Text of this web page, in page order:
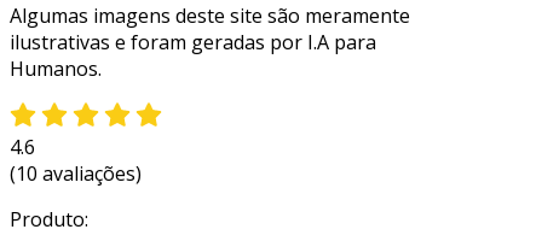
Algumas imagens deste site são meramente
ilustrativas e foram geradas por I.A para
Humanos.
4.6
(10 avaliações)
Produto: